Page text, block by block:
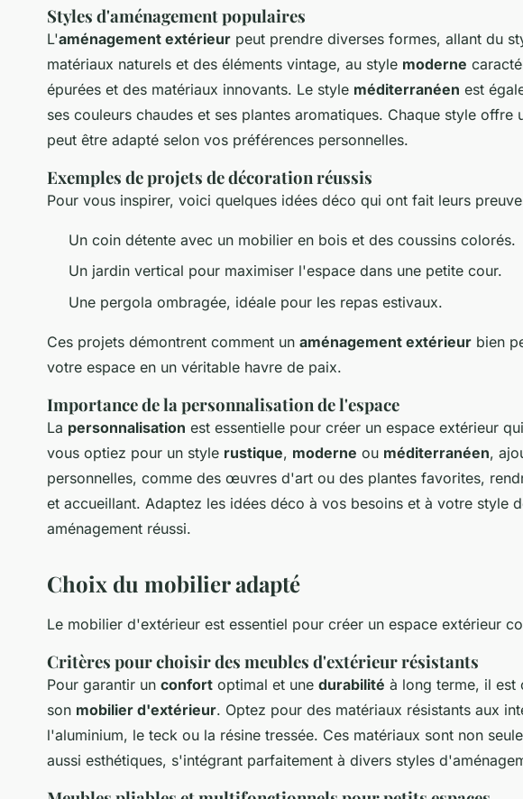
Styles d'aménagement populaires
L'aménagement extérieur peut prendre diverses formes, allant du
matériaux naturels et des éléments vintage, au style moderne
épurées et des matériaux innovants. Le style méditerranéen est
ses couleurs chaudes et ses plantes aromatiques. Chaque style offre
peut être adapté selon vos préférences personnelles.
Exemples de projets de décoration réussis
Pour vous inspirer, voici quelques idées déco qui ont fait leurs
Un coin détente avec un mobilier en bois et des coussins colorés.
Un jardin vertical pour maximiser l'espace dans une petite cour.
Une pergola ombragée, idéale pour les repas estivaux.
Ces projets démontrent comment un aménagement extérieur bien
votre espace en un véritable havre de paix.
Importance de la personnalisation de l'espace
La personnalisation est essentielle pour créer un espace extérieur
vous optiez pour un style rustique, moderne ou méditerranéen,
personnelles, comme des œuvres d'art ou des plantes favorites,
et accueillant. Adaptez les idées déco à vos besoins et à votre style
aménagement réussi.
Choix du mobilier adapté
Le mobilier d'extérieur est essentiel pour créer un espace extérieur
Critères pour choisir des meubles d'extérieur résistants
Pour garantir un confort optimal et une durabilité à long terme, il est
son mobilier d'extérieur. Optez pour des matériaux résistants aux
l'aluminium, le teck ou la résine tressée. Ces matériaux sont non
aussi esthétiques, s'intégrant parfaitement à divers styles